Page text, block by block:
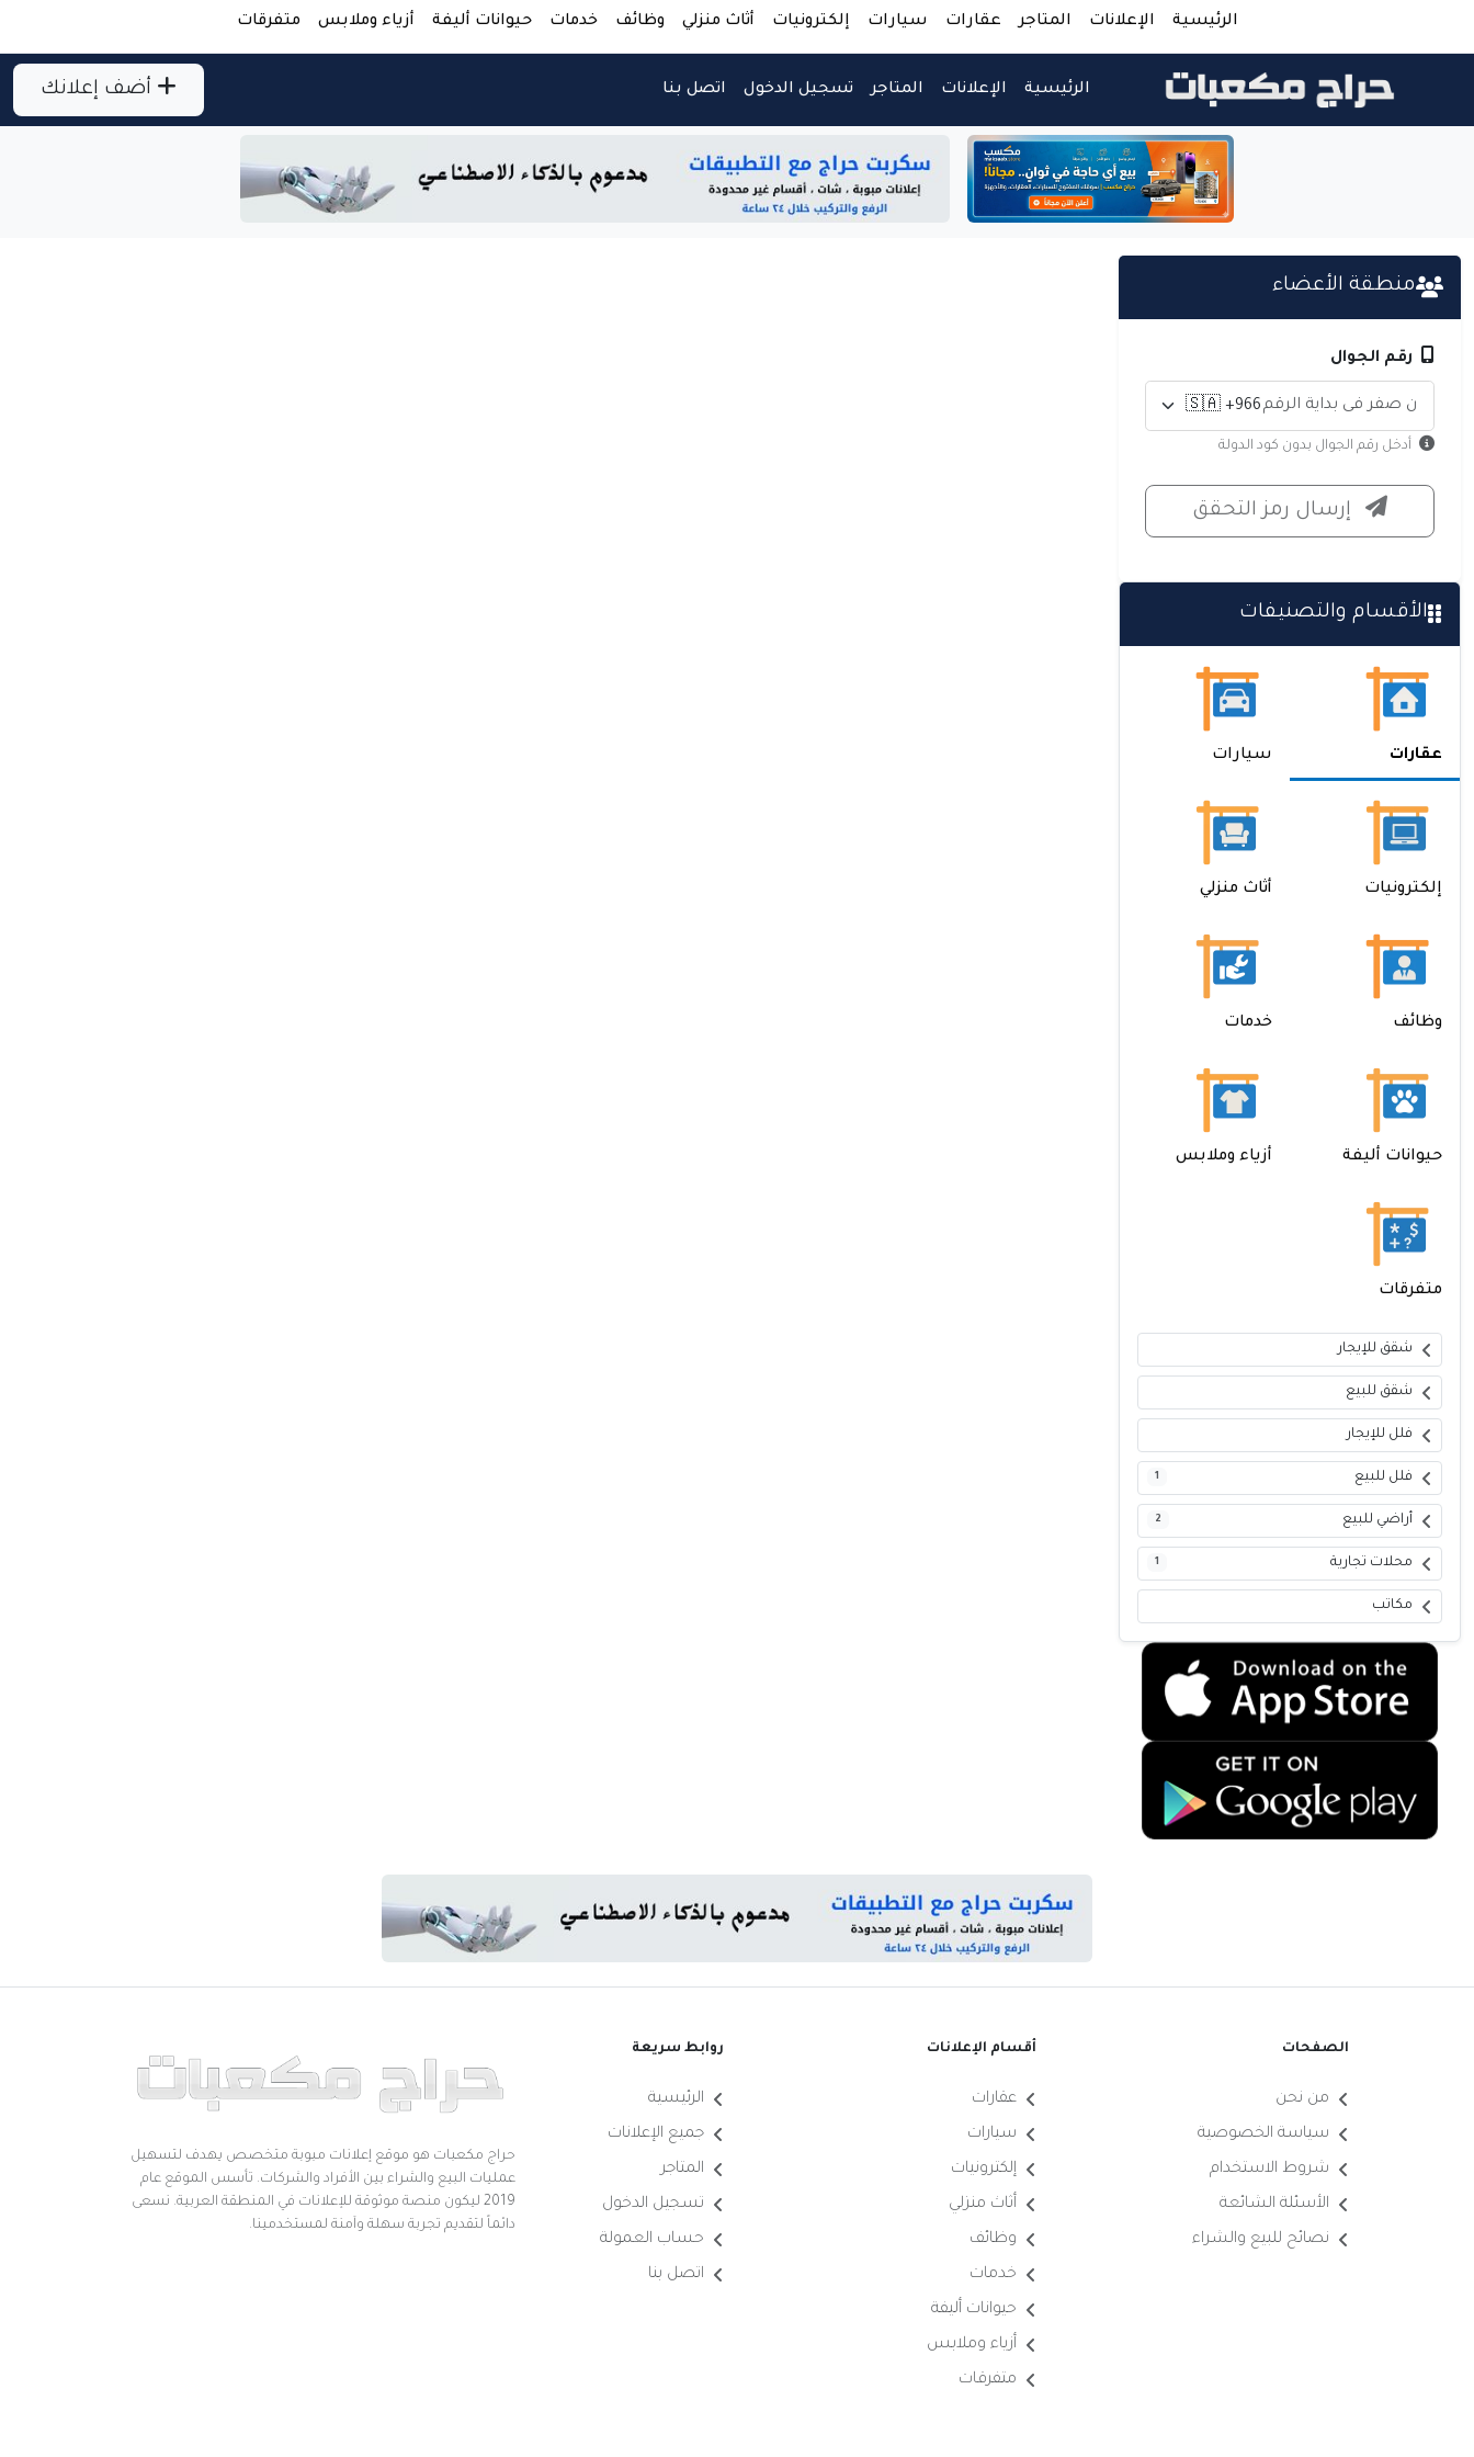
الرئيسية الإعلانات المتاجر عقارات سيارات إلكترونيات أثاث منزلي وظائف خدمات حيوانات أليفة أزياء وملابس متفرقات
الرئيسية الإعلانات المتاجر تسجيل الدخول اتصل بنا أضف إعلانك
منطقة الأعضاء
رقم الجوال
أدخل رقم الجوال بدون كود الدولة
إرسال رمز التحقق
الأقسام والتصنيفات
عقارات سيارات
إلكترونيات أثاث منزلي
وظائف خدمات
حيوانات أليفة أزياء وملابس
متفرقات
شقق للإيجار
شقق للبيع
فلل للإيجار
فلل للبيع 1
أراضي للبيع 2
محلات تجارية 1
مكاتب
الصفحات
من نحن
سياسة الخصوصية
شروط الاستخدام
الأسئلة الشائعة
نصائح للبيع والشراء
أقسام الإعلانات
عقارات
سيارات
إلكترونيات
أثاث منزلي
وظائف
خدمات
حيوانات أليفة
أزياء وملابس
متفرقات
روابط سريعة
الرئيسية
جميع الإعلانات
المتاجر
تسجيل الدخول
حساب العمولة
اتصل بنا
حراج مكعبات هو موقع إعلانات مبوبة متخصص يهدف لتسهيل
عمليات البيع والشراء بين الأفراد والشركات. تأسس الموقع عام
2019 ليكون منصة موثوقة للإعلانات في المنطقة العربية. نسعى
دائماً لتقديم تجربة سهلة وآمنة لمستخدمينا.